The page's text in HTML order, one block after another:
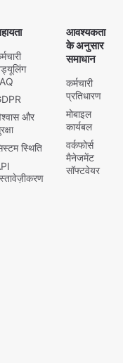
और
स्थिति
आवश्यकता
के अनुसार
समाधान
कर्मचारी
प्रतिधारण
मोबाइल
कार्यबल
वर्कफोर्स
मैनेजमेंट
सॉफ्टवेयर